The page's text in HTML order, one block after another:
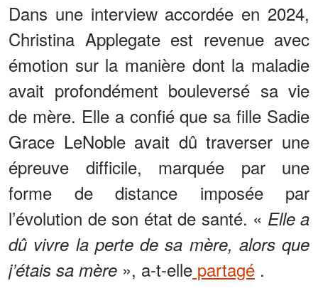
Dans une interview accordée en 2024,
Christina Applegate est revenue avec
émotion sur la manière dont la maladie
avait profondément bouleversé sa vie
de mère. Elle a confié que sa fille Sadie
Grace LeNoble avait dû traverser une
épreuve difficile, marquée par une
forme de distance imposée par
l’évolution de son état de santé. « Elle a
dû vivre la perte de sa mère, alors que
j’étais sa mère », a-t-elle partagé .